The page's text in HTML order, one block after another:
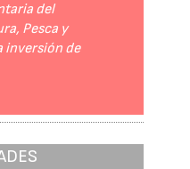
del
Pesca y
inversión de